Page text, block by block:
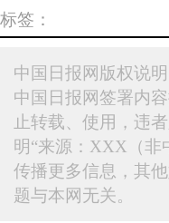
标签：
中国日报网版权说
中国日报网签署内
止转载、使用，违
明“来源：XXX（非
传播更多信息，其
题与本网无关。